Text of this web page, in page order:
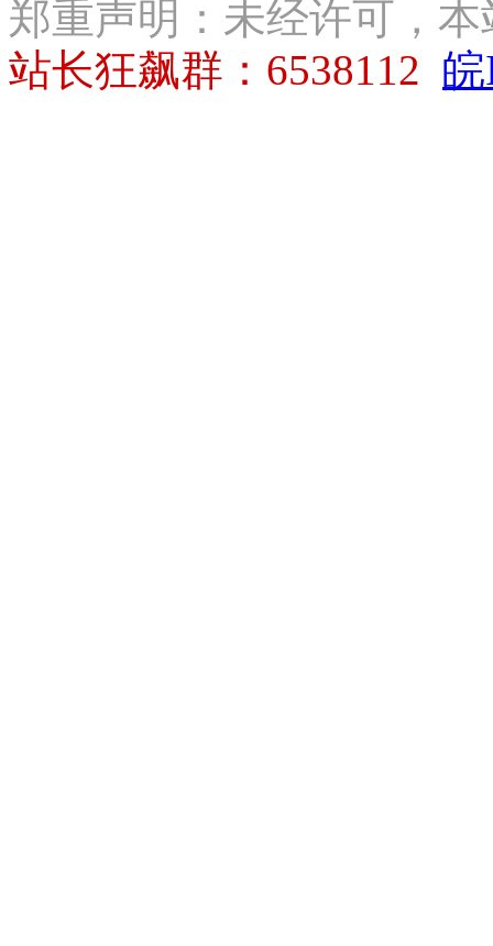
郑重声明：未经许可，
站长狂飙群：6538112